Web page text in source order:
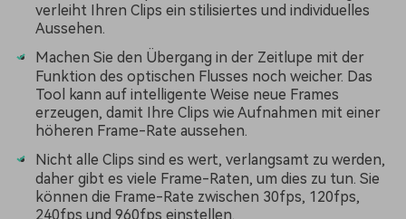
verleiht Ihren Clips ein stilisiertes und individuelles
Aussehen.
Machen Sie den Übergang in der Zeitlupe mit der
Funktion des optischen Flusses noch weicher. Das
Tool kann auf intelligente Weise neue Frames
erzeugen, damit Ihre Clips wie Aufnahmen mit einer
höheren Frame-Rate aussehen.
Nicht alle Clips sind es wert, verlangsamt zu werden,
daher gibt es viele Frame-Raten, um dies zu tun. Sie
können die Frame-Rate zwischen 30fps, 120fps,
240fps und 960fps einstellen.